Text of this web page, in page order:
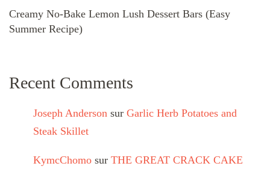
Creamy No-Bake Lemon Lush Dessert Bars (Easy
Summer Recipe)
Recent Comments
Joseph Anderson sur Garlic Herb Potatoes and
Steak Skillet
KymcChomo sur THE GREAT CRACK CAKE